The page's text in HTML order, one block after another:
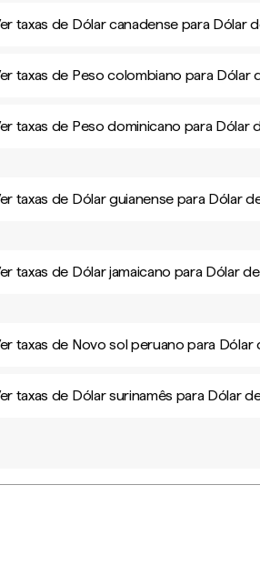
taxas de Dólar canadense para Dólar
taxas de Peso colombiano para Dólar
taxas de Peso dominicano para Dólar
taxas de Dólar guianense para Dólar
taxas de Dólar jamaicano para Dólar
taxas de Novo sol peruano para Dólar
taxas de Dólar surinamês para Dólar